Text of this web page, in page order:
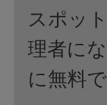
スポッ
理者に
に無料